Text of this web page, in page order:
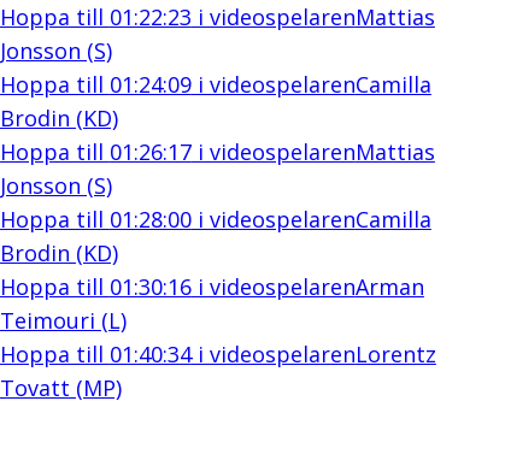
Hoppa till 01:22:23 i videospelarenMattias
Jonsson (S)
Hoppa till 01:24:09i videospelarenCamilla
Brodin (KD)
Hoppa till 01:26:17i videospelarenMattias
Jonsson (S)
Hoppa till 01:28:00i videospelarenCamilla
Brodin (KD)
Hoppa till 01:30:16i videospelarenArman
Teimouri (L)
Hoppa till 01:40:34i videospelarenLorentz
Tovatt (MP)